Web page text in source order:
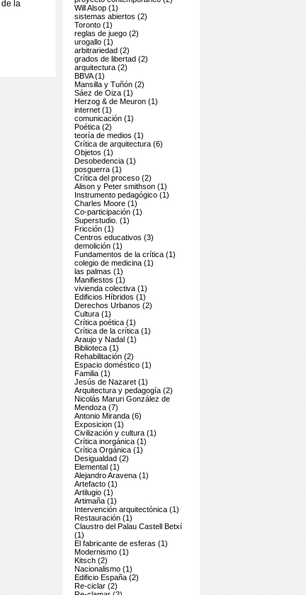
la
Will Alsop (1)
sistemas abiertos (2)
Toronto (1)
reglas de juego (2)
urogallo (1)
arbitrariedad (2)
grados de libertad (2)
arquitectura (2)
BBVA (1)
Mansilla y Tuñón (2)
Sáez de Oiza (1)
Herzog & de Meuron (1)
internet (1)
comunicación (1)
Poética (2)
teoría de medios (1)
Crítica de arquitectura (6)
Objetos (1)
Desobedencia (1)
posguerra (1)
Crítica del proceso (2)
Alison y Peter smithson (1)
Instrumento pedagógico (1)
Charles Moore (1)
Co-participación (1)
Superstudio. (1)
Fricción (1)
Centros educativos (3)
demolición (1)
Fundamentos de la crítica (1)
colegio de medicina (1)
las palmas (1)
Manifiestos (1)
vivienda colectiva (1)
Edificios Híbridos (1)
Derechos Urbanos (2)
Cultura (1)
Crítica poética (1)
Crítica de la crítica (1)
Araujo y Nadal (1)
Biblioteca (1)
Rehabilitación (2)
Espacio doméstico (1)
Familia (1)
Jesús de Nazaret (1)
Arquitectura y pedagogía (2)
Nicolás Maruri González de
Mendoza (7)
Antonio Miranda (6)
Exposicion (1)
Civilización y cultura (1)
Crítica inorgánica (1)
Crítica Orgánica (1)
Desigualdad (2)
Elemental (1)
Alejandro Aravena (1)
Artefacto (1)
Artilugio (1)
Artimaña (1)
Intervención arquitectónica (1)
Restauración (1)
Claustro del Palau Castell Betxí
(1)
El fabricante de esferas (1)
Modernismo (1)
Kitsch (2)
Nacionalismo (1)
Edificio España (2)
Re-ciclar (2)